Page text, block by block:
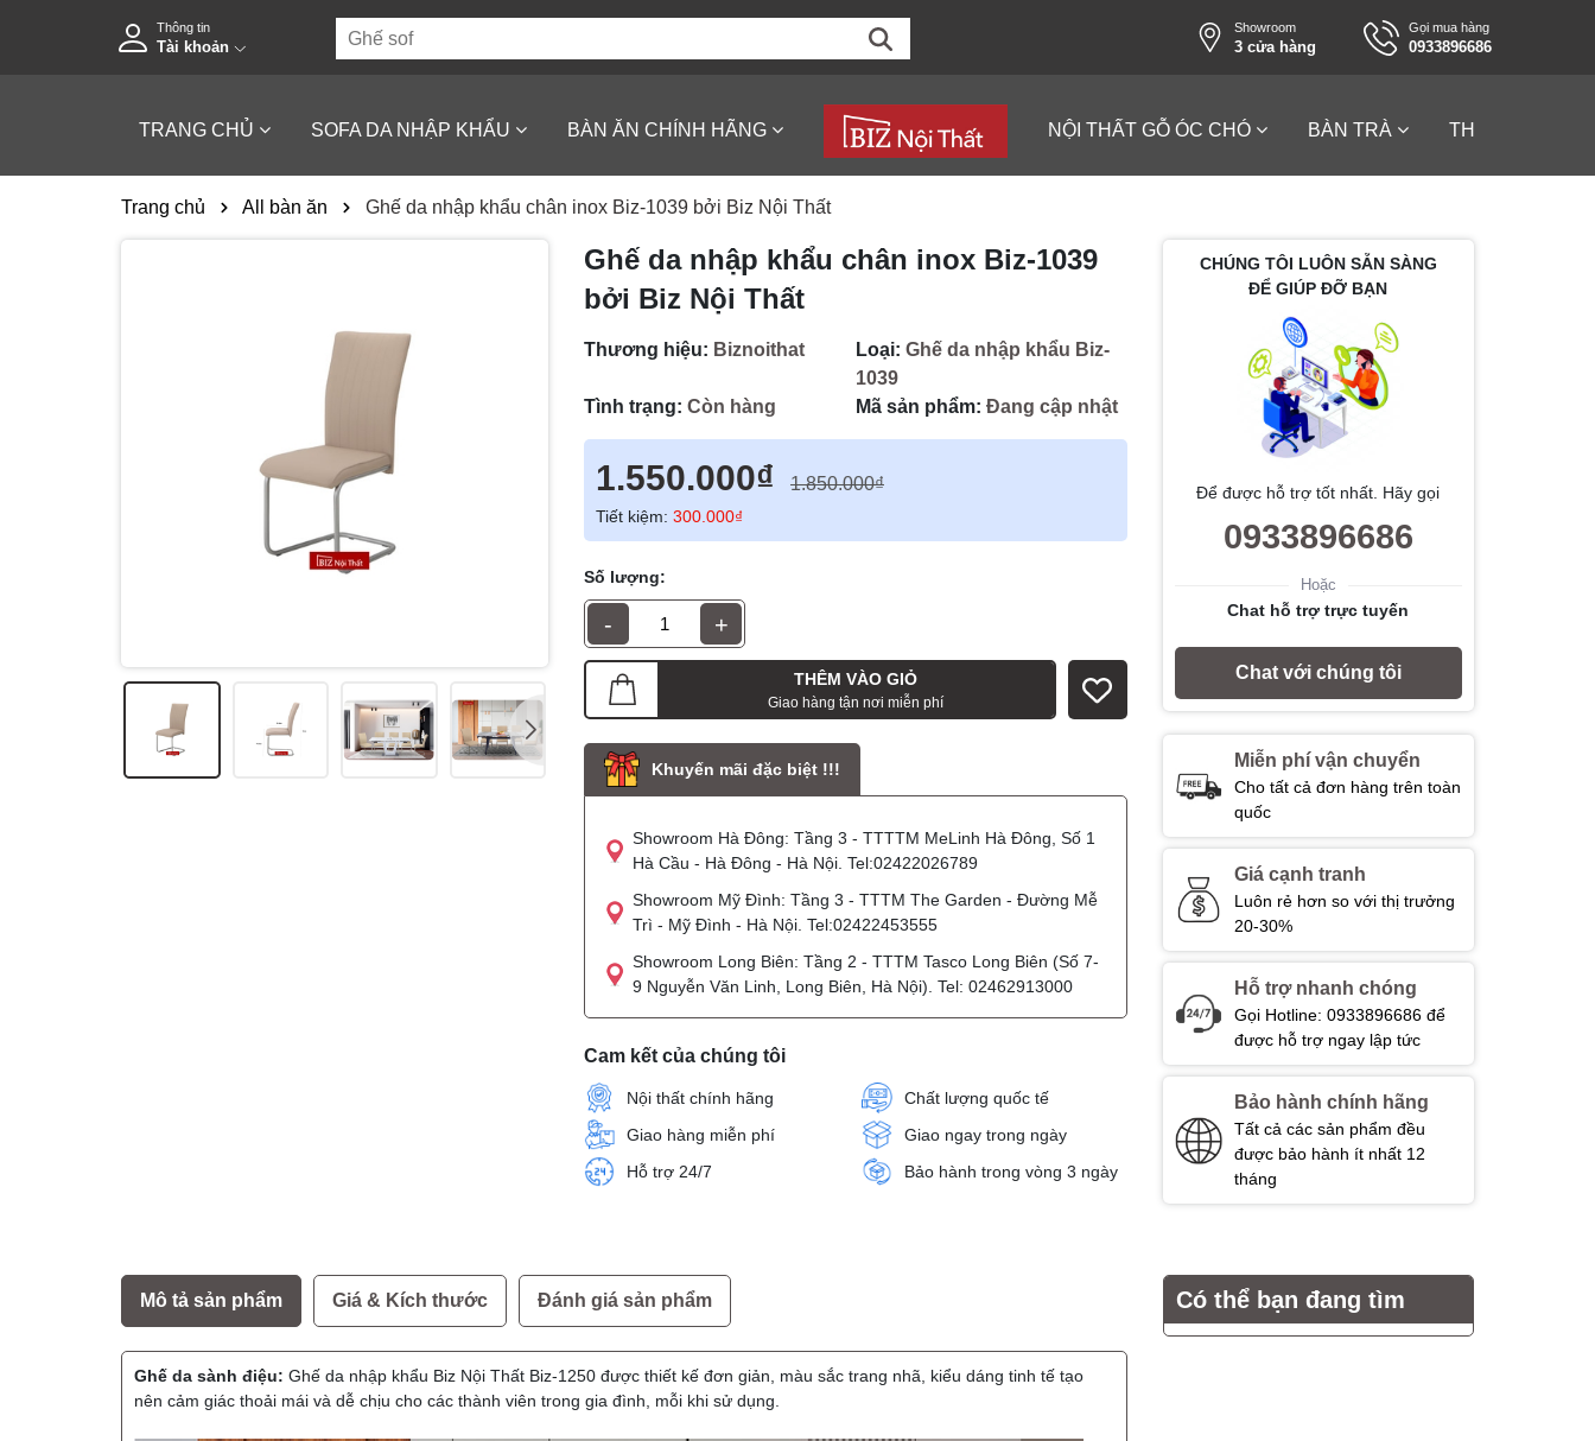
Thông tin
Tài khoản
Showroom
3 cửa hàng
Gọi mua hàng
0933896686
TRANG CHỦ SOFA DA NHẬP KHẨU BÀN ĂN CHÍNH HÃNG NỘI THẤT GỖ ÓC CHÓ BÀN TRÀ THƯƠNG HIỆU
Trang chủ All bàn ăn Ghế da nhập khẩu chân inox Biz-1039 bởi Biz Nội Thất
Ghế da nhập khẩu chân inox Biz-1039
bởi Biz Nội Thất
Thương hiệu: Biznoithat Loại: Ghế da nhập khẩu Biz-
1039
Tình trạng: Còn hàng Mã sản phẩm: Đang cập nhật
1.550.000₫ 1.850.000₫
Tiết kiệm: 300.000₫
Số lượng:
- +
THÊM VÀO GIỎ
Giao hàng tận nơi miễn phí
Khuyến mãi đặc biệt !!!
Showroom Hà Đông: Tầng 3 - TTTTM MeLinh Hà Đông, Số 1
Hà Cầu - Hà Đông - Hà Nội. Tel:02422026789
Showroom Mỹ Đình: Tầng 3 - TTTM The Garden - Đường Mễ
Trì - Mỹ Đình - Hà Nội. Tel:02422453555
Showroom Long Biên: Tầng 2 - TTTM Tasco Long Biên (Số 7-
9 Nguyễn Văn Linh, Long Biên, Hà Nội). Tel: 02462913000
Cam kết của chúng tôi
Nội thất chính hãng
Chất lượng quốc tế
Giao hàng miễn phí
Giao ngay trong ngày
Hỗ trợ 24/7
Bảo hành trong vòng 3 ngày
CHÚNG TÔI LUÔN SẴN SÀNG
ĐỂ GIÚP ĐỠ BẠN
Để được hỗ trợ tốt nhất. Hãy gọi
0933896686
Hoặc
Chat hỗ trợ trực tuyến
Chat với chúng tôi
Miễn phí vận chuyển
Cho tất cả đơn hàng trên toàn
quốc
Giá cạnh tranh
Luôn rẻ hơn so với thị trưởng
20-30%
Hỗ trợ nhanh chóng
Gọi Hotline: 0933896686 để
được hỗ trợ ngay lập tức
Bảo hành chính hãng
Tất cả các sản phẩm đều
được bảo hành ít nhất 12
tháng
Mô tả sản phẩm Giá & Kích thước Đánh giá sản phẩm
Ghế da sành điệu: Ghế da nhập khẩu Biz Nội Thất Biz-1250 được thiết kế đơn giản, màu sắc trang nhã, kiểu dáng tinh tế tạo
nên cảm giác thoải mái và dễ chịu cho các thành viên trong gia đình, mỗi khi sử dụng.
Có thể bạn đang tìm